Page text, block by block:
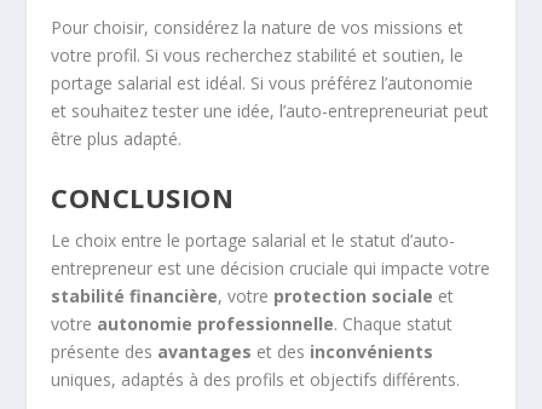
Pour choisir, considérez la nature de vos missions et
votre profil. Si vous recherchez stabilité et soutien, le
portage salarial est idéal. Si vous préférez l’autonomie
et souhaitez tester une idée, l’auto-entrepreneuriat peut
être plus adapté.
CONCLUSION
Le choix entre le portage salarial et le statut d’auto-
entrepreneur est une décision cruciale qui impacte votre
stabilité financière, votre protection sociale et
votre autonomie professionnelle. Chaque statut
présente des avantages et des inconvénients
uniques, adaptés à des profils et objectifs différents.